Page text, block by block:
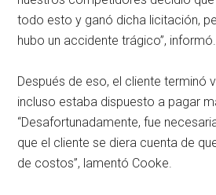
todo esto y ganó dicha licitación,
hubo un accidente trágico”, informó.
Después de eso, el cliente terminó
incluso estaba dispuesto a pagar
“Desafortunadamente, fue
que el cliente se diera cuenta de
de costos”, lamentó Cooke.